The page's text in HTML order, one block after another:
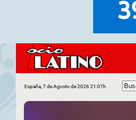
España, 7 de Agosto de 2026 21:07h